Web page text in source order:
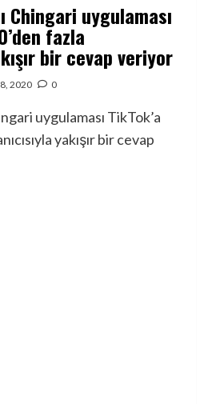
Chingari uygulaması
fazla
bir cevap veriyor
2020 0